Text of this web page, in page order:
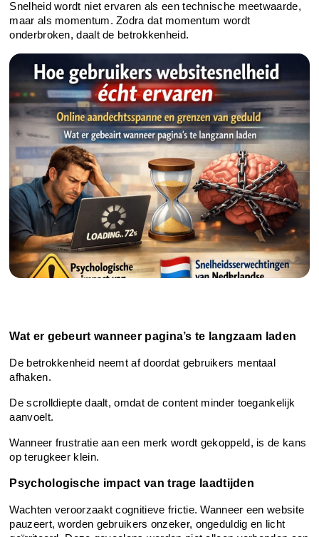
Snelheid wordt niet ervaren als een technische meetwaarde,
maar als momentum. Zodra dat momentum wordt
onderbroken, daalt de betrokkenheid.
Wat er gebeurt wanneer pagina’s te langzaam laden
De betrokkenheid neemt af doordat gebruikers mentaal
afhaken.
De scrolldiepte daalt, omdat de content minder toegankelijk
aanvoelt.
Wanneer frustratie aan een merk wordt gekoppeld, is de kans
op terugkeer klein.
Psychologische impact van trage laadtijden
Wachten veroorzaakt cognitieve frictie. Wanneer een website
pauzeert, worden gebruikers onzeker, ongeduldig en licht